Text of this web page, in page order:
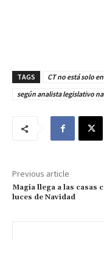
TAGS
CT no está solo
según analista legislativo
Previous article
Magia llega a las casas
luces de Navidad